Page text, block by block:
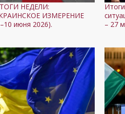
НЕДЕЛИ:
ИЗМЕРЕНИЕ
июня 2026).
– 27